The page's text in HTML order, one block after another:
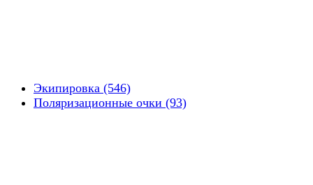
Экипировка (546)
Поляризационные очки (93)